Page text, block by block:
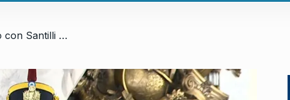
/ Nueva etapa del gobierno con Santilli como Jefe de Gabinete